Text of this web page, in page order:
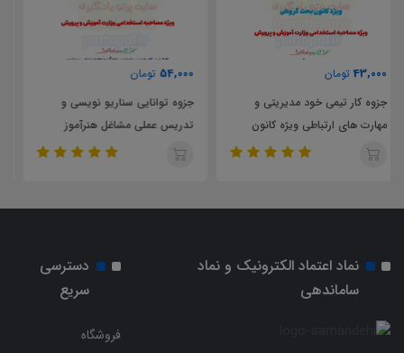
54,000 تومان
جزوه توانایی سناریو نویسی و
تدریس عملی مشاغل هنرآموز
54,000 تومان
جزوه توانایی سناریو نویسی و
تدریس عملی شغل دبیری
نماد اعتماد الکترونیک و نماد
ساماندهی
دسترسی
سریع
فروشگاه